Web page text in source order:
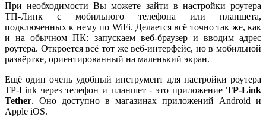
При необходимости Вы можете зайти в настройки роутера
ТП-Линк с мобильного телефона или планшета,
подключенных к нему по WiFi. Делается всё точно так же, как
и на обычном ПК: запускаем веб-браузер и вводим адрес
роутера. Откроется всё тот же веб-интерфейс, но в мобильной
развёртке, ориентированный на маленький экран.
Ещё один очень удобный инструмент для настройки роутера
TP-Link через телефон и планшет - это приложение TP-Link
Tether. Оно доступно в магазинах приложений Android и
Apple iOS.